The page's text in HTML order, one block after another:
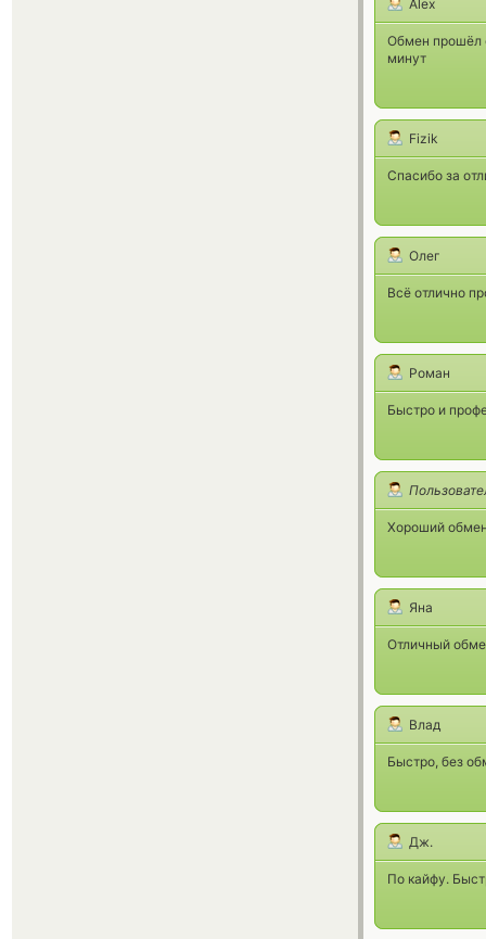
Alex
Обмен прошёл
минут
Fizik
Спасибо за
Олег
Всё отлично
Роман
Быстро и
Хороший
Яна
Отличный
Влад
Быстро, без
Дж.
По кайфу.